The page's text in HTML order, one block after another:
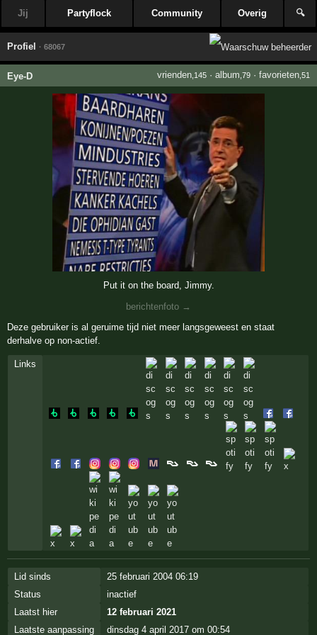
Jij Partyflock Community Overig 🔍
Profiel · 68067
Eye-D vrienden,145· album ,79· favorieten,51
Put it on the board, Jimmy.
berichtenfoto →
Deze gebruiker is al geruime tijd niet meer langsgeweest en staat
derhalve op non-actief.
Links
Lid sinds
25 februari 2004 06:19
Status
inactief
Laatst hier
12 februari 2021
Laatste aanpassing
dinsdag 4 april 2017 om 00:54